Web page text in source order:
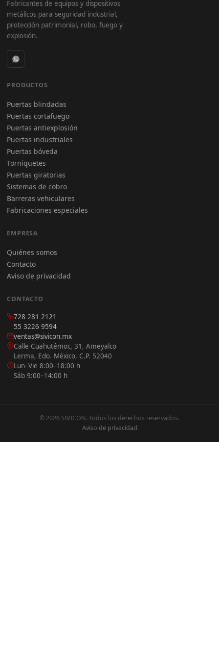
Fabricantes de equipos y dispositivos
metálicos para seguridad industrial,
protección patrimonial, robo, fuego y
explosión.
PRODUCTOS
Puertas blindadas
Puertas cortafuego
Puertas antiexplosión
Puertas industriales
Puertas bóveda
Torniquetes
Puertas giratorias
Sistemas de cobro
Barreras vehiculares
Fabricaciones especiales
EMPRESA
Quiénes somos
Contacto
Aviso de privacidad
CONTACTO
728 281 2121
55 3226 9594
ventas@sivicon.mx
Calle Cuahutémoc, 31, Ameyalco
Lerma, Edo. México, C.P. 52040
Lun–Vie 8:00–18:00 h
Sáb 9:00–14:00 h
© 2026 SIVICON. Todos los derechos reservados.
Aviso de privacidad